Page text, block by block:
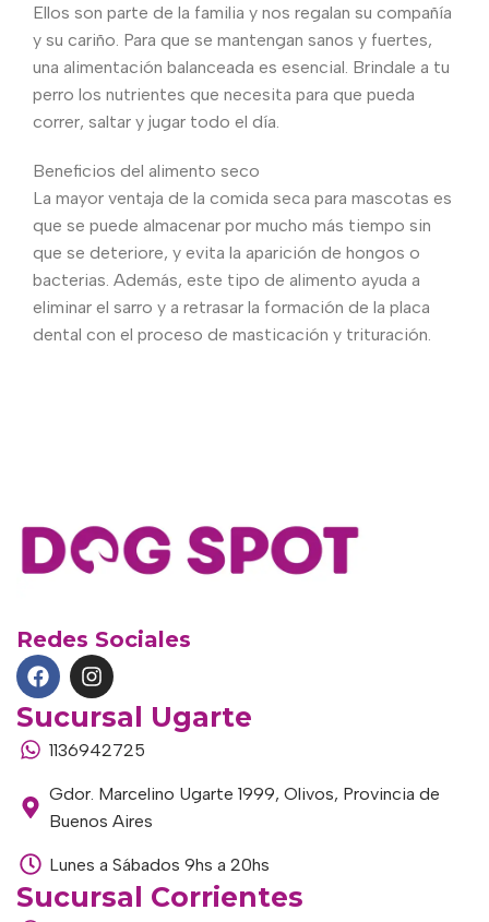
Ellos son parte de la familia y nos regalan su compañía
y su cariño. Para que se mantengan sanos y fuertes,
una alimentación balanceada es esencial. Brindale a tu
perro los nutrientes que necesita para que pueda
correr, saltar y jugar todo el día.
Beneficios del alimento seco
La mayor ventaja de la comida seca para mascotas es
que se puede almacenar por mucho más tiempo sin
que se deteriore, y evita la aparición de hongos o
bacterias. Además, este tipo de alimento ayuda a
eliminar el sarro y a retrasar la formación de la placa
dental con el proceso de masticación y trituración.
Redes Sociales
Sucursal Ugarte
1136942725
Gdor. Marcelino Ugarte 1999, Olivos, Provincia de
Buenos Aires
Lunes a Sábados 9hs a 20hs
Sucursal Corrientes